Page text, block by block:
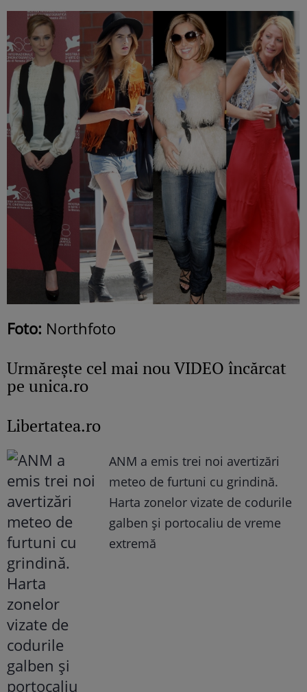
Foto: Northfoto
Urmăreşte cel mai nou VIDEO încărcat
pe unica.ro
Libertatea.ro
ANM a emis trei noi avertizări
meteo de furtuni cu grindină.
Harta zonelor vizate de codurile
galben și portocaliu de vreme
extremă